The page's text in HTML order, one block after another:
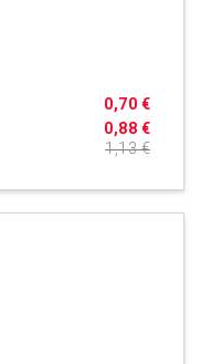
0,88 €
0,70 €
1,13 €